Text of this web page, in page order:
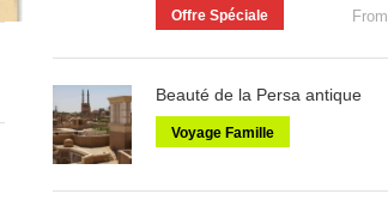
Offre Spéciale From
Beauté de la Persa antique
Voyage Famille